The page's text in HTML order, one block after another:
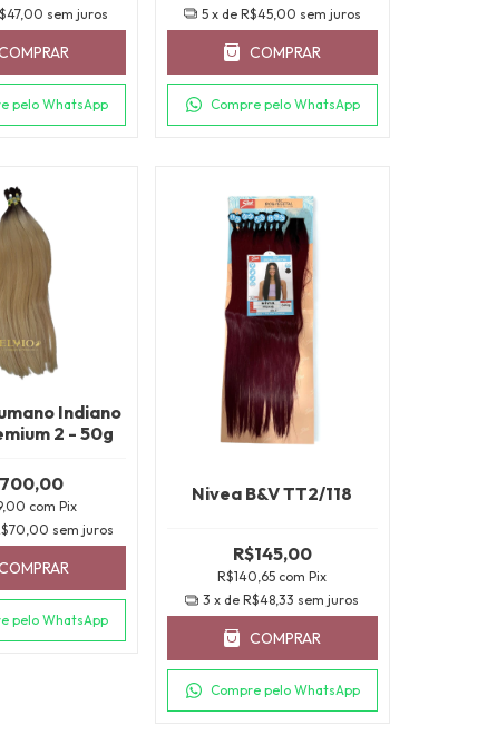
sem juros
pelo WhatsApp
5 x de R$45,00 sem juros
COMPRAR
Compre pelo WhatsApp
Indiano
2 - 50g
com Pix
sem juros
pelo WhatsApp
Nivea B&V TT2/118
R$145,00
R$140,65 com Pix
3 x deR$48,33 sem juros
COMPRAR
Compre pelo WhatsApp